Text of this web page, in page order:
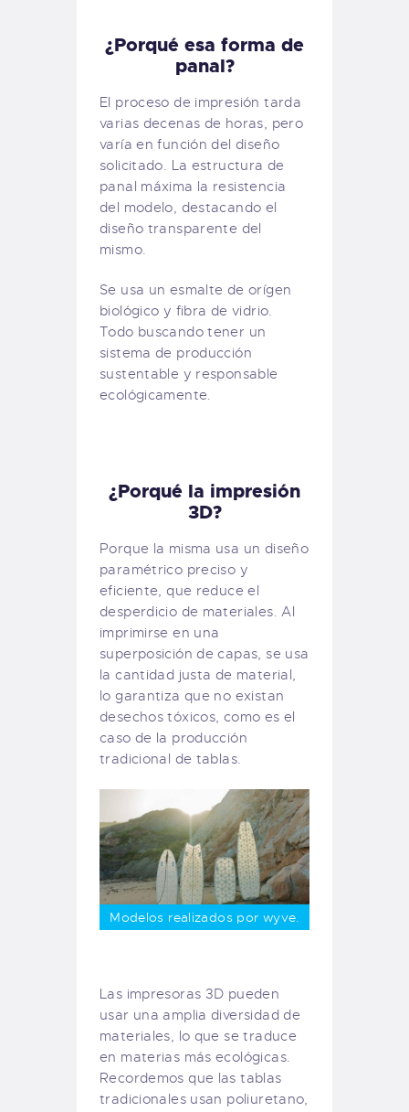
¿Porqué esa forma de
panal?
El proceso de impresión tarda
varias decenas de horas, pero
varía en función del diseño
solicitado. La estructura de
panal máxima la resistencia
del modelo, destacando el
diseño transparente del
mismo.
Se usa un esmalte de orígen
biológico y fibra de vidrio.
Todo buscando tener un
sistema de producción
sustentable y responsable
ecológicamente.
¿Porqué la impresión
3D?
Porque la misma usa un diseño
paramétrico preciso y
eficiente, que reduce el
desperdicio de materiales. Al
imprimirse en una
superposición de capas, se usa
la cantidad justa de material,
lo garantiza que no existan
desechos tóxicos, como es el
caso de la producción
tradicional de tablas.
Modelos realizados por wyve.
Las impresoras 3D pueden
usar una amplia diversidad de
materiales, lo que se traduce
en materias más ecológicas.
Recordemos que las tablas
tradicionales usan poliuretano,